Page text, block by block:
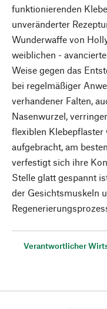
funktionierenden
unveränderter
Wunderwaffe von
weiblichen -
Weise gegen das
bei regelmäßiger
verhandener Falten,
Nasenwurzel,
flexiblen Klebepflaster
aufgebracht, am
verfestigt sich ihre
Stelle glatt gespannt
der Gesichtsmuskeln
Verantwortlicher